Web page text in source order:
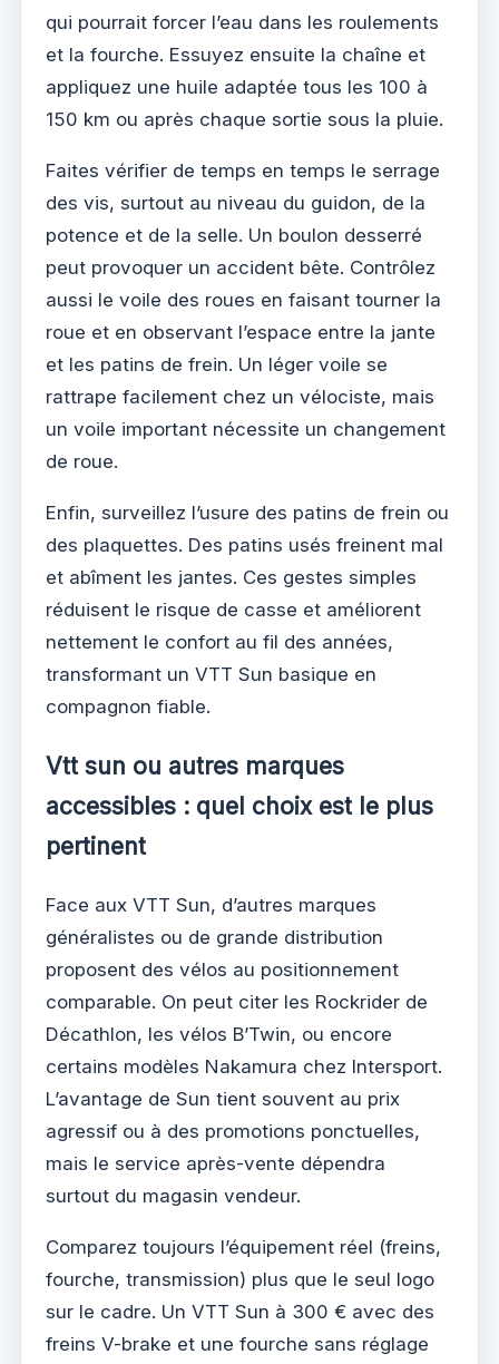
qui pourrait forcer l’eau dans les roulements
et la fourche. Essuyez ensuite la chaîne et
appliquez une huile adaptée tous les 100 à
150 km ou après chaque sortie sous la pluie.
Faites vérifier de temps en temps le serrage
des vis, surtout au niveau du guidon, de la
potence et de la selle. Un boulon desserré
peut provoquer un accident bête. Contrôlez
aussi le voile des roues en faisant tourner la
roue et en observant l’espace entre la jante
et les patins de frein. Un léger voile se
rattrape facilement chez un vélociste, mais
un voile important nécessite un changement
de roue.
Enfin, surveillez l’usure des patins de frein ou
des plaquettes. Des patins usés freinent mal
et abîment les jantes. Ces gestes simples
réduisent le risque de casse et améliorent
nettement le confort au fil des années,
transformant un VTT Sun basique en
compagnon fiable.
Vtt sun ou autres marques
accessibles : quel choix est le plus
pertinent
Face aux VTT Sun, d’autres marques
généralistes ou de grande distribution
proposent des vélos au positionnement
comparable. On peut citer les Rockrider de
Décathlon, les vélos B’Twin, ou encore
certains modèles Nakamura chez Intersport.
L’avantage de Sun tient souvent au prix
agressif ou à des promotions ponctuelles,
mais le service après-vente dépendra
surtout du magasin vendeur.
Comparez toujours l’équipement réel (freins,
fourche, transmission) plus que le seul logo
sur le cadre. Un VTT Sun à 300 € avec des
freins V-brake et une fourche sans réglage